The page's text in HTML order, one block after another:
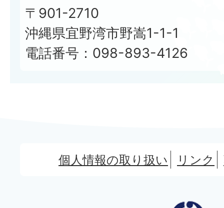
〒901-2710
沖縄県宜野湾市野嵩1-1-1
電話番号：098-893-4126
個人情報の取り扱い リンク